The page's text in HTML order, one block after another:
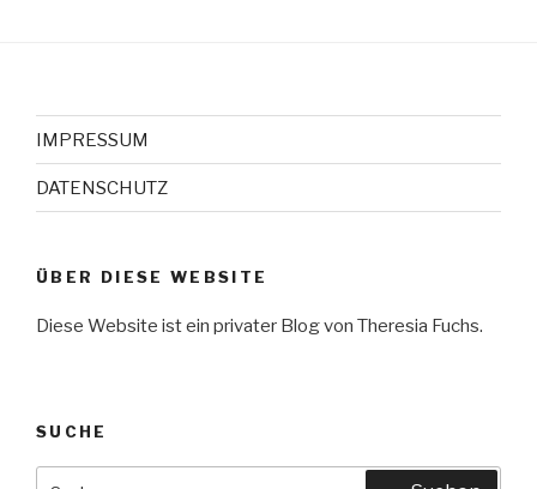
IMPRESSUM
DATENSCHUTZ
ÜBER DIESE WEBSITE
Diese Website ist ein privater Blog von Theresia Fuchs.
SUCHE